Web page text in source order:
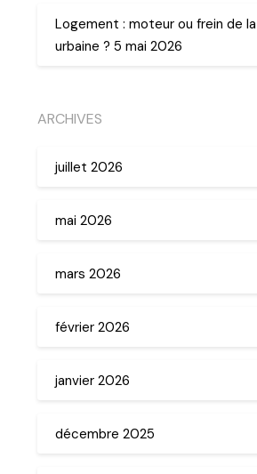
Logement : moteur ou frein de
urbaine ? 5 mai 2026
ARCHIVES
juillet 2026
mai 2026
mars 2026
février 2026
janvier 2026
décembre 2025